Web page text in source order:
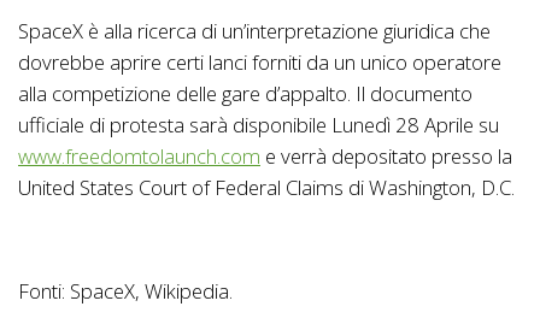
SpaceX è alla ricerca di un’interpretazione giuridica che
dovrebbe aprire certi lanci forniti da un unico operatore
alla competizione delle gare d’appalto. Il documento
ufficiale di protesta sarà disponibile Lunedì 28 Aprile su
www.freedomtolaunch.com e verrà depositato presso la
United States Court of Federal Claims di Washington, D.C.
Fonti: SpaceX, Wikipedia.